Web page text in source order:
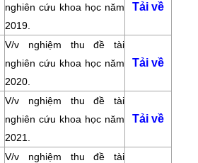
nghiên cứu khoa học năm
2019.
Tải về
V/v nghiệm thu đề tài
nghiên cứu khoa học năm
2020.
Tải về
V/v nghiệm thu đề tài
nghiên cứu khoa học năm
2021.
Tải về
V/v nghiệm thu đề tài